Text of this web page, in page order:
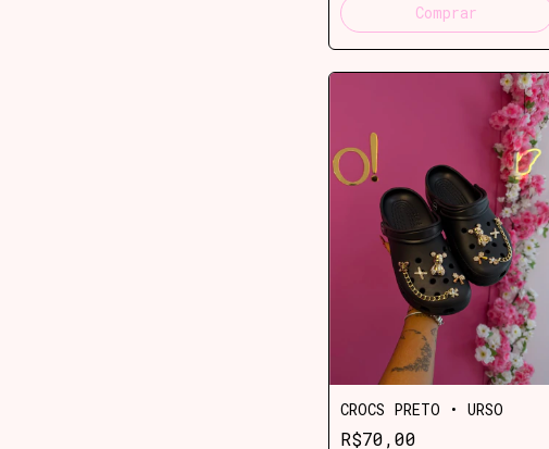
Comprar
CROCS PRETO • URSO
R$70,00